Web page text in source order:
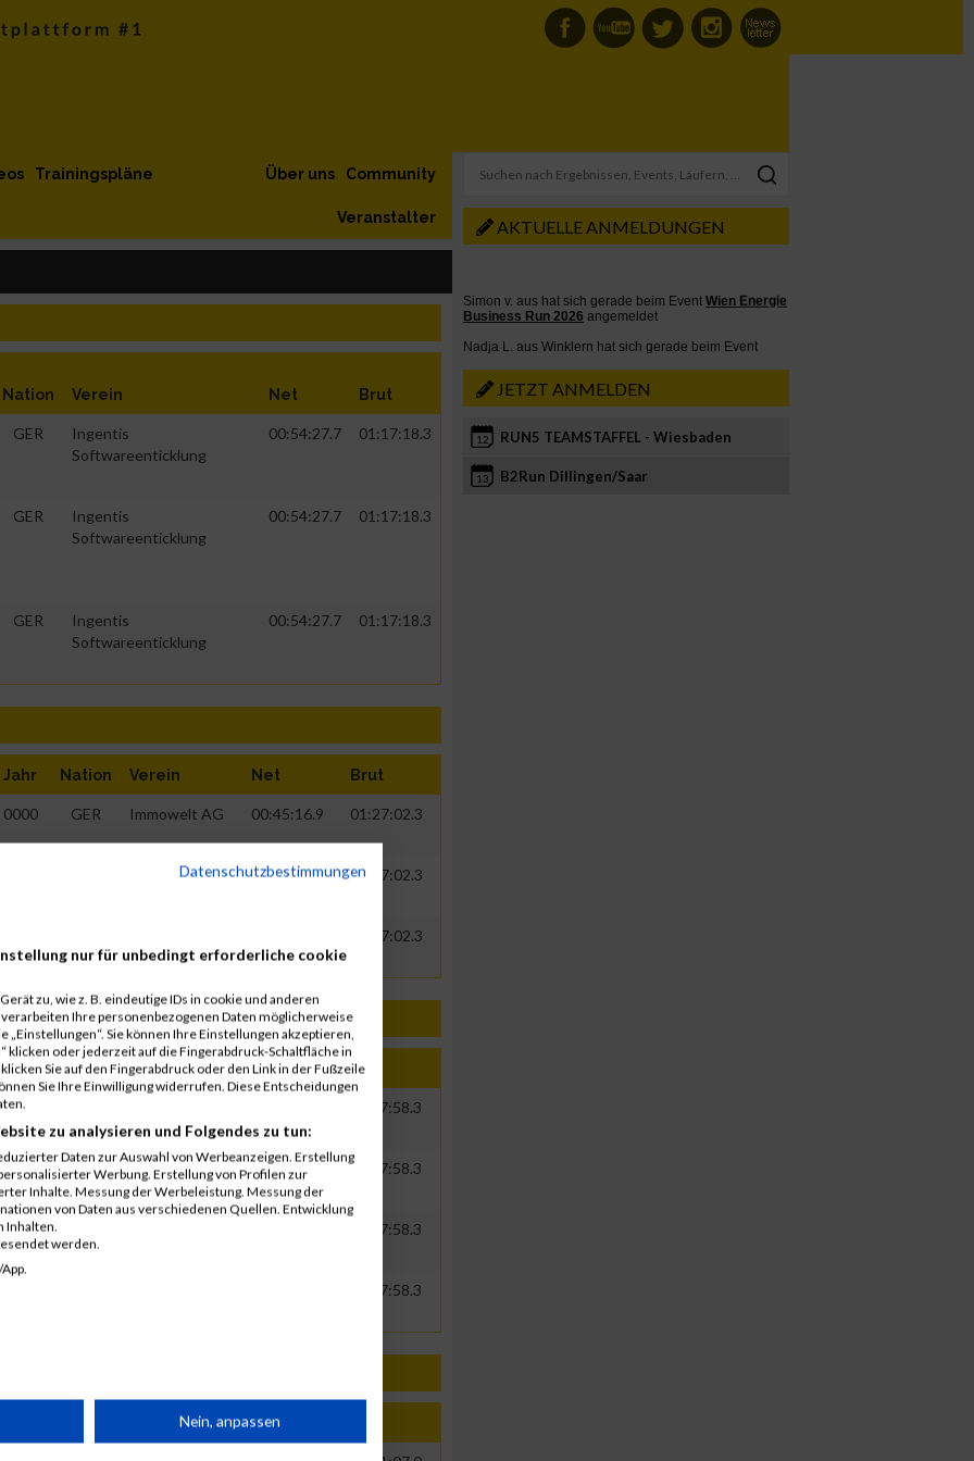
Trainingspläne Community
Über uns
Veranstalter
Nation Verein Net Brut
GER
Ingentis
Softwareenticklung
00:54:27.7 01:17:18.3
GER
Ingentis
Softwareenticklung
00:54:27.7 01:17:18.3
GER
Ingentis
Softwareenticklung
00:54:27.7 01:17:18.3
Jahr Nation Verein Net Brut
0000 GER Immowelt AG 00:45:16.9 01:27:02.3
Immowelt AG 00:45:16.9 01:27:02.3
01:27:02.3
Jahr Nation Verein Net Brut
0000 00:47:58.3
0000 GER Immowelt AG 00:42:56.7 00:47:58.3
0000 00:47:58.3
00:47:58.3
Net
AKTUELLE ANMELDUNGEN
JETZT ANMELDEN
12 RUN5 TEAMSTAFFEL - Wiesbaden
13 B2Run Dillingen/Saar
Datenschutzbestimmungen
nur für unbedingt erforderliche cookie
zu, wie z. B. eindeutige IDs in cookie und anderen
Ihre personenbezogenen Daten möglicherweise
Sie können Ihre Einstellungen akzeptieren,
klicken oder jederzeit auf die Fingerabdruck-Schaltfläche in
Sie auf den Fingerabdruck oder den Link in der Fußzeile
Sie Ihre Einwilligung widerrufen. Diese Entscheidungen
zu analysieren und Folgendes zu tun:
Daten zur Auswahl von Werbeanzeigen. Erstellung
Werbung. Erstellung von Profilen zur
Inhalte. Messung der Werbeleistung. Messung der
von Daten aus verschiedenen Quellen. Entwicklung
Inhalten.
werden.
Nein, anpassen